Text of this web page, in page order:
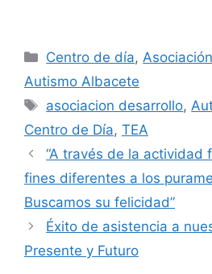
Centro de día,
Autismo Albacete
asociacion desarrollo,
Centro de Día, TEA
“A través de la actividad
fines diferentes a los
Buscamos su felicidad”
Éxito de asistencia a
Presente y Futuro